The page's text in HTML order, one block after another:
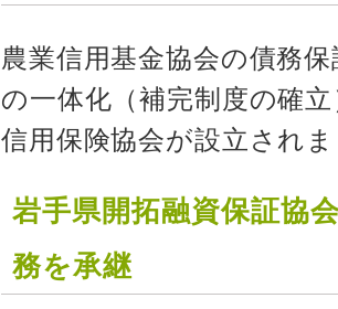
農業信用基金協会の債務
の一体化（補完制度の確
信用保険協会が設立され
岩手県開拓融資保証協
務を承継